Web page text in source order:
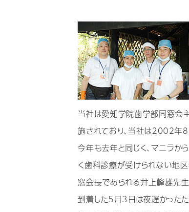
当社は愛知学院歯学部同窓会
施されており、当社は2002年8
今年も去年と同じく、マニラか
く歯科診療が受けられない地
窓会長であられる井上峰雄先生
到着した5月3日は夜遅かった